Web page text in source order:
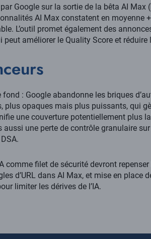
Google sur la sortie de la bêta AI Max
AI Max constatent en moyenne
L’outil promet également des
améliorer le Quality Score et
: Google abandonne les briques
plus opaques mais plus puissants, qui
une couverture potentiellement plus
une perte de contrôle granulaire
comme filet de sécurité devront
d’URL dans AI Max, et mise en place
limiter les dérives de l’IA.